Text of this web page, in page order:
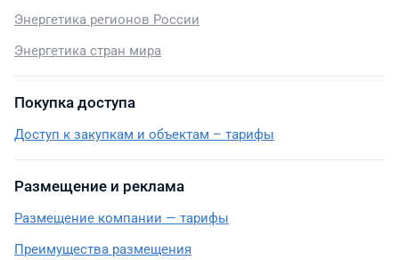
Энергетика регионов России
Энергетика стран мира
Покупка доступа
Доступ к закупкам и объектам – тарифы
Размещение и реклама
Размещение компании — тарифы
Преимущества размещения